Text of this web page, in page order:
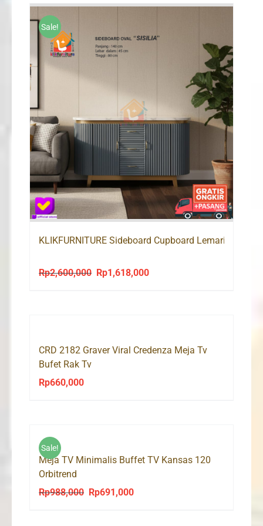
Sale!
KLIKFURNITURE Sideboard Cupboard Lemari Bufet
Rp2,600,000
Original
Rp1,618,000Current
CRD 2182 Graver Viral Credenza Meja Tv
Bufet Rak Tv
Rp660,000
Sale!
Meja TV Minimalis Buffet TV Kansas 120
Orbitrend
Rp988,000
Original
Rp691,000Current